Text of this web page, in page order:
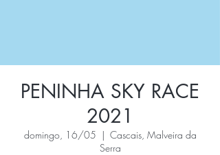
PENINHA SKY RACE
2021
domingo, 16/05
  |
Cascais, Malveira da
Serra